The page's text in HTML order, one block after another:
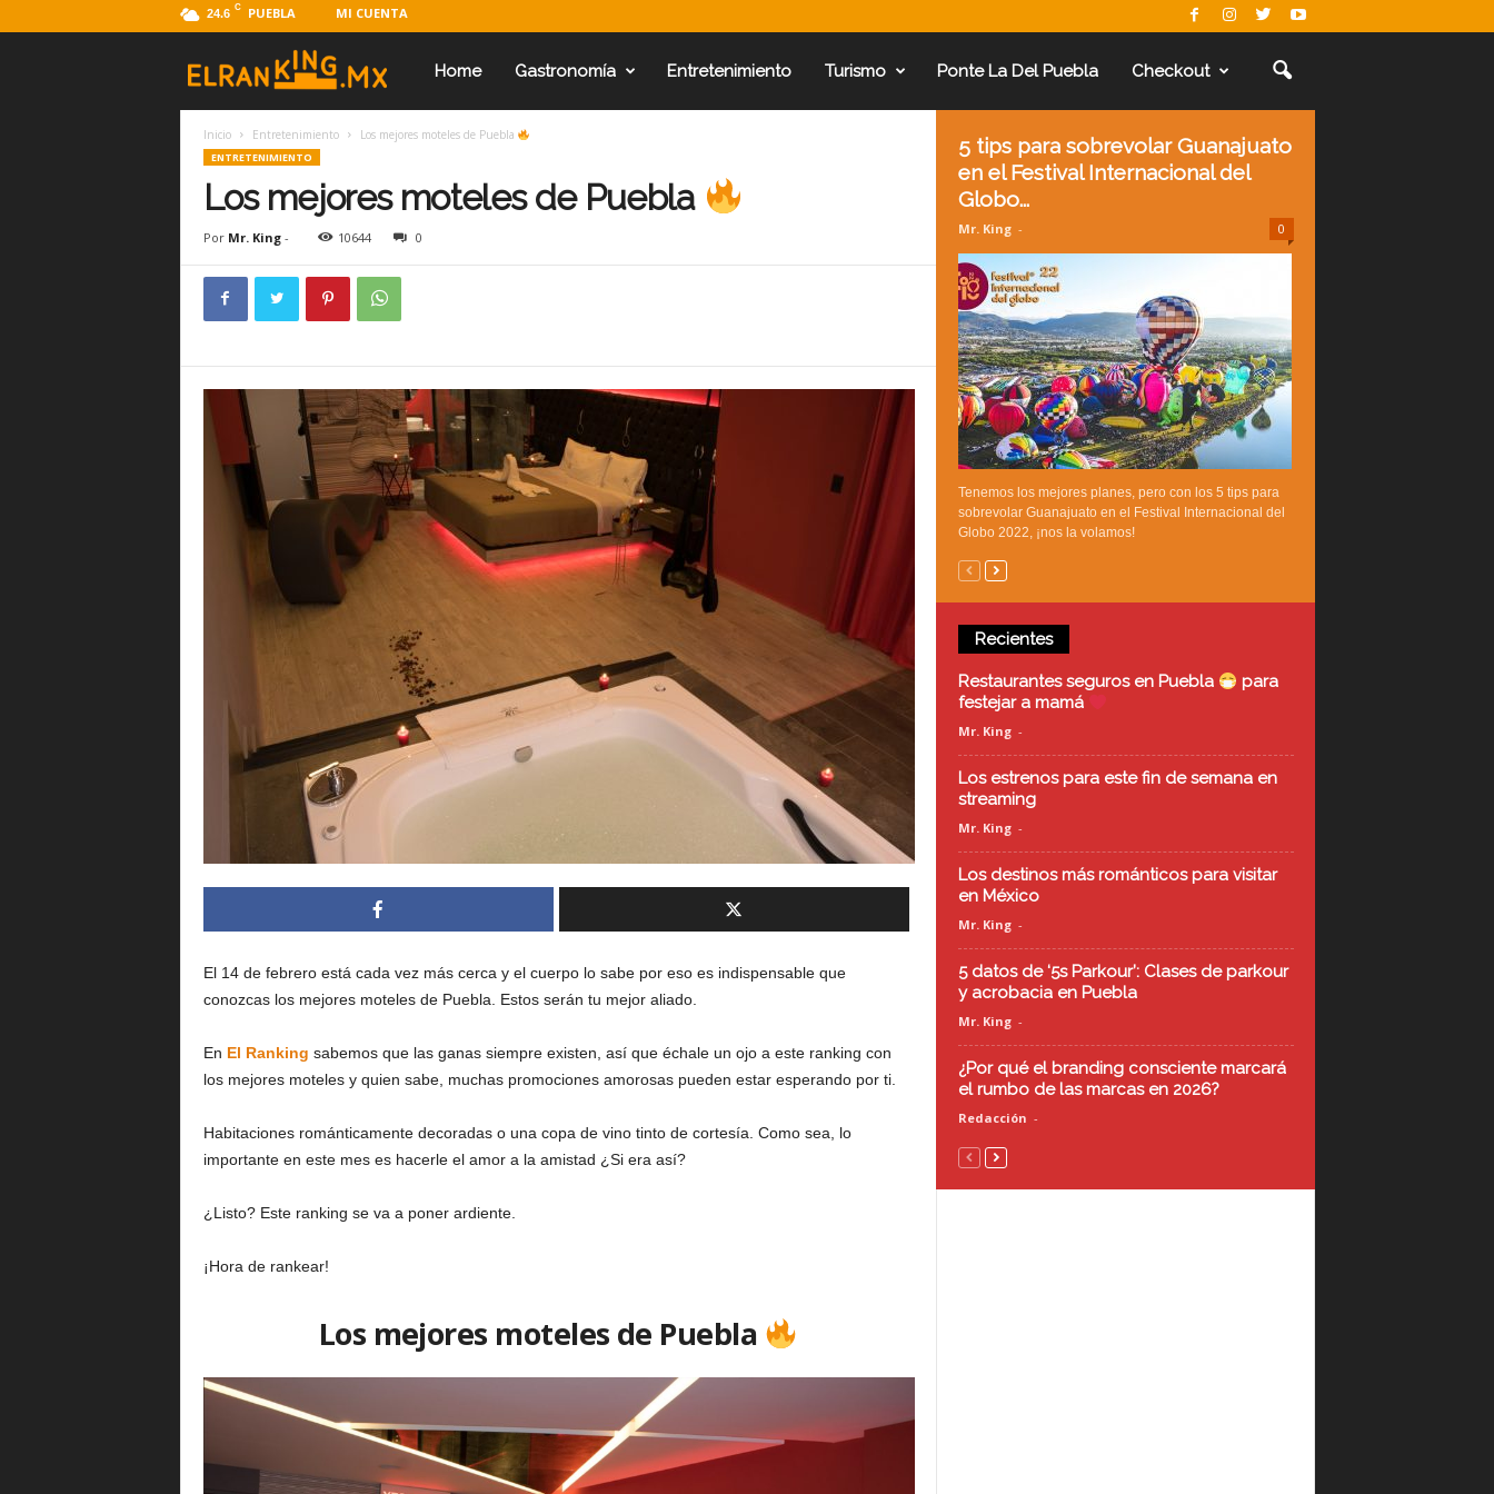
24.6 C PUEBLA MI CUENTA
g
.
Home Gastronomía Entretenimiento Turismo Ponte La Del Puebla Checkout
Inicio Entretenimiento Los mejores moteles de Puebla
ENTRETENIMIENTO
Los mejores moteles de Puebla
Por Mr. King- 10644 0
El 14 de febrero está cada vez más cerca y el cuerpo lo sabe por eso es indispensable que
conozcas los mejores moteles de Puebla. Estos serán tu mejor aliado.
En El Ranking sabemos que las ganas siempre existen, así que échale un ojo a este ranking con
los mejores moteles y quien sabe, muchas promociones amorosas pueden estar esperando por ti.
Habitaciones románticamente decoradas o una copa de vino tinto de cortesía. Como sea, lo
importante en este mes es hacerle el amor a la amistad ¿Si era así?
¿Listo? Este ranking se va a poner ardiente.
¡Hora de rankear!
Los mejores moteles de Puebla
5 tips para sobrevolar Guanajuato
en el Festival Internacional del
Globo...
Mr. King - 0
Tenemos los mejores planes, pero con los 5 tips para
sobrevolar Guanajuato en el Festival Internacional del
Globo 2022, ¡nos la volamos!
Recientes
Restaurantes seguros en Puebla
para
festejar a mamá
Mr. King -
Los estrenos para este fin de semana en
streaming
Mr. King -
Los destinos más románticos para visitar
en México
Mr. King -
5 datos de ‘5s Parkour’: Clases de parkour
y acrobacia en Puebla
Mr. King -
¿Por qué el branding consciente marcará
el rumbo de las marcas en 2026?
Redacción -